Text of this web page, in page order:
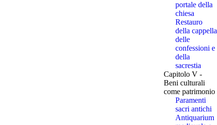
portale della
chiesa
Restauro
della cappella
delle
confessioni e
della
sacrestia
Capitolo V -
Beni culturali
come patrimonio
Paramenti
sacri antichi
Antiquarium